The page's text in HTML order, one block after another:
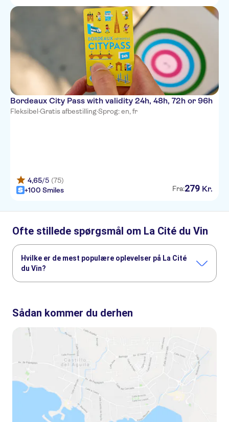
Bordeaux City Pass with validity 24h, 48h, 72h or 96h
Fleksibel·Gratis afbestilling·Sprog: en, fr
4,65/5 (75)
+100 Smiles
Fra:279 Kr.
Ofte stillede spørgsmål om La Cité du Vin
Hvilke er de mest populære oplevelser på La Cité
du Vin?
Excursion guidée à vélo au coeur du Bordeaux local
Bordeaux City Pass with validity 24h, 48h, 72h or 96h
Sådan kommer du derhen